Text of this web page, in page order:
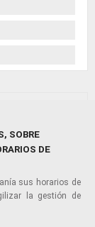
SOBRE
DE
sus horarios de
la gestión de